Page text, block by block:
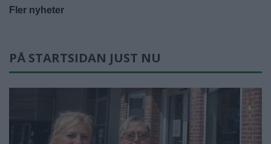
Fler nyheter
PÅ STARTSIDAN JUST NU